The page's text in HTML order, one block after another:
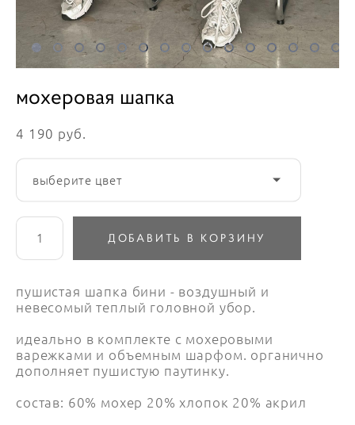
мохеровая шапка
4 190 pуб.
выберите цвет
ДОБАВИТЬ В КОРЗИНУ
пушистая шапка бини - воздушный и
невесомый теплый головной убор.
идеально в комплекте с мохеровыми
варежками и объемным шарфом. органично
дополняет пушистую паутинку.
состав: 60% мохер 20% хлопок 20% акрил